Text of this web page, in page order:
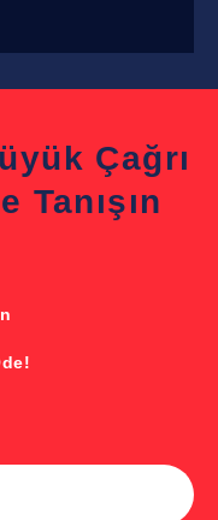
Çağrı
Tanışın